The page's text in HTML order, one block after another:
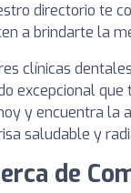
directorio te
a brindarte la
clínicas
excepcional
y encuentra la
saludable y
de